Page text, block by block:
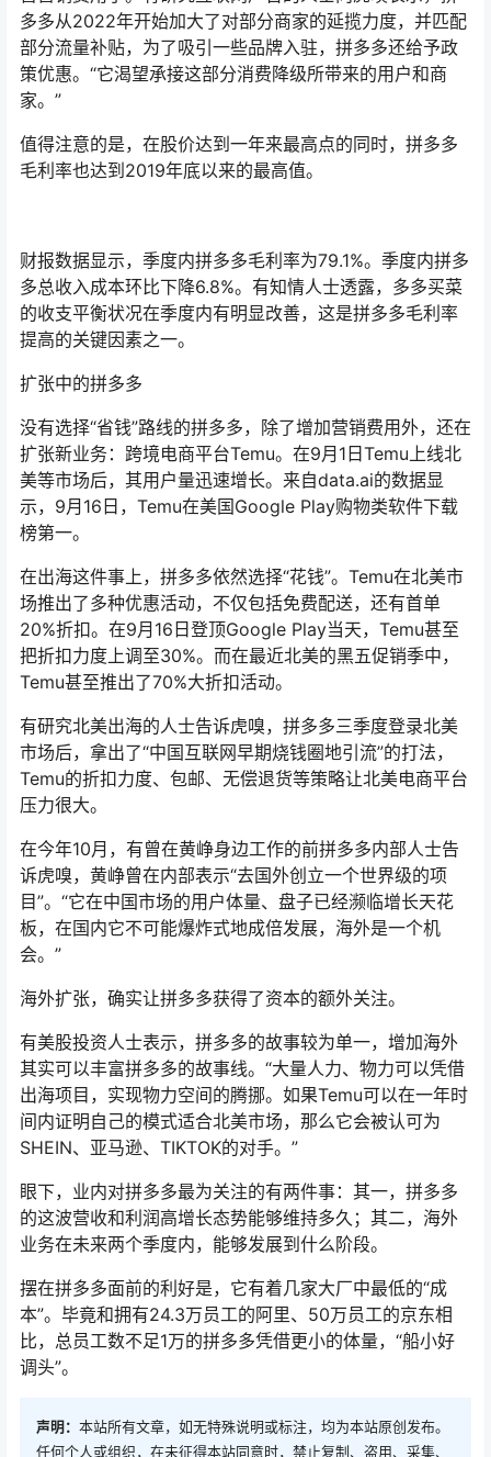
多多从2022年开始加大了对部分商家的延揽力度，并匹配
部分流量补贴，为了吸引一些品牌入驻，拼多多还给予政
策优惠。“它渴望承接这部分消费降级所带来的用户和商
家。”
值得注意的是，在股价达到一年来最高点的同时，拼多多
毛利率也达到2019年底以来的最高值。
财报数据显示，季度内拼多多毛利率为79.1%。季度内拼多
多总收入成本环比下降6.8%。有知情人士透露，多多买菜
的收支平衡状况在季度内有明显改善，这是拼多多毛利率
提高的关键因素之一。
扩张中的拼多多
没有选择“省钱”路线的拼多多，除了增加营销费用外，还在
扩张新业务：跨境电商平台Temu。在9月1日Temu上线北
美等市场后，其用户量迅速增长。来自data.ai的数据显
示，9月16日，Temu在美国Google Play购物类软件下载
榜第一。
在出海这件事上，拼多多依然选择“花钱”。Temu在北美市
场推出了多种优惠活动，不仅包括免费配送，还有首单
20%折扣。在9月16日登顶Google Play当天，Temu甚至
把折扣力度上调至30%。而在最近北美的黑五促销季中，
Temu甚至推出了70%大折扣活动。
有研究北美出海的人士告诉虎嗅，拼多多三季度登录北美
市场后，拿出了“中国互联网早期烧钱圈地引流”的打法，
Temu的折扣力度、包邮、无偿退货等策略让北美电商平台
压力很大。
在今年10月，有曾在黄峥身边工作的前拼多多内部人士告
诉虎嗅，黄峥曾在内部表示“去国外创立一个世界级的项
目”。“它在中国市场的用户体量、盘子已经濒临增长天花
板，在国内它不可能爆炸式地成倍发展，海外是一个机
会。”
海外扩张，确实让拼多多获得了资本的额外关注。
有美股投资人士表示，拼多多的故事较为单一，增加海外
其实可以丰富拼多多的故事线。“大量人力、物力可以凭借
出海项目，实现物力空间的腾挪。如果Temu可以在一年时
间内证明自己的模式适合北美市场，那么它会被认可为
SHEIN、亚马逊、TIKTOK的对手。”
眼下，业内对拼多多最为关注的有两件事：其一，拼多多
的这波营收和利润高增长态势能够维持多久；其二，海外
业务在未来两个季度内，能够发展到什么阶段。
摆在拼多多面前的利好是，它有着几家大厂中最低的“成
本”。毕竟和拥有24.3万员工的阿里、50万员工的京东相
比，总员工数不足1万的拼多多凭借更小的体量，“船小好
调头”。
声明： 本站所有文章，如无特殊说明或标注，均为本站原创发布。
任何个人或组织，在未征得本站同意时，禁止复制、盗用、采集、